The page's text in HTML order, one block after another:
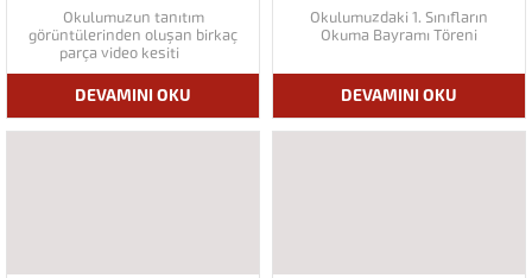
Okulumuzun tanıtım
görüntülerinden oluşan birkaç
parça video kesiti
DEVAMINI OKU
Okulumuzdaki 1. Sınıfların
Okuma Bayramı Töreni
DEVAMINI OKU